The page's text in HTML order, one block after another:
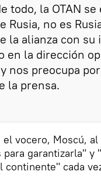
todo, la OTAN
Rusia, no es
la alianza con
en la dirección
nos preocupa
la prensa.
el vocero, Moscú,
garantizarla"
continente" cada